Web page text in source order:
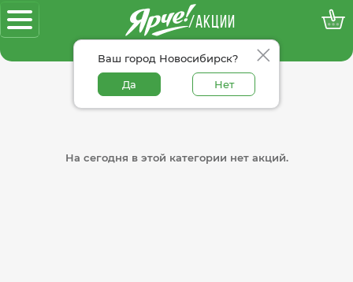
/АКЦИИ
Ваш город Новосибирск?
Да Нет
100% достоверные акции
На сегодня в этой категории нет акций.